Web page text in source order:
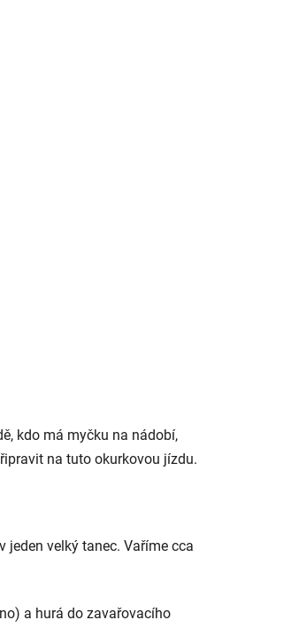
kdo má myčku na nádobí,
na tuto okurkovou jízdu.
jeden velký tanec. Vaříme cca
a hurá do zavařovacího